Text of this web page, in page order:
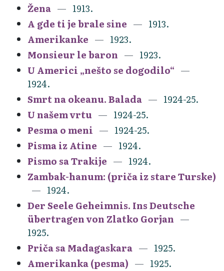
Žena
1913.
A gde ti je brale sine
1913.
Amerikanke
1923.
Monsieur le baron
1923.
U Americi „nešto se dogodilo“
1924.
Smrt na okeanu. Balada
1924-25.
U našem vrtu
1924-25.
Pesma o meni
1924-25.
Pisma iz Atine
1924.
Pismo sa Trakije
1924.
Zambak-hanum: (priča iz stare Turske)
1924.
Der Seele Geheimnis. Ins Deutsche
übertragen von Zlatko Gorjan
1925.
Priča sa Madagaskara
1925.
Amerikanka (pesma)
1925.